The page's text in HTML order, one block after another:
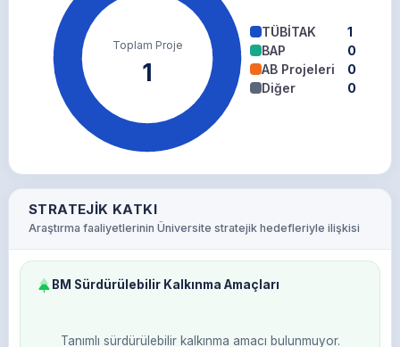
Toplam Proje
1
TÜBİTAK
1
BAP
0
AB Projeleri
0
Diğer
0
STRATEJIK KATKI
Araştırma faaliyetlerinin Üniversite stratejik hedefleriyle ilişkisi
BM Sürdürülebilir Kalkınma Amaçları
Tanımlı sürdürülebilir kalkınma amacı bulunmuyor.